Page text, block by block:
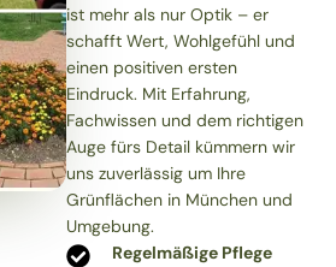
ist mehr als nur Optik – er
schafft Wert, Wohlgefühl und
einen positiven ersten
Eindruck. Mit Erfahrung,
Fachwissen und dem richtigen
Auge fürs Detail kümmern wir
uns zuverlässig um Ihre
Grünflächen in München und
Umgebung.
Regelmäßige Pflege